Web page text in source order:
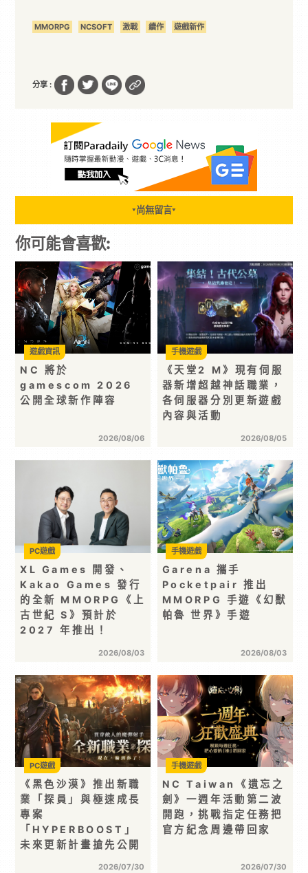
MMORPG NCSOFT 激戰 續作 遊戲新作
分享 :
▼ 尚無留言▼
你可能會喜歡:
NC 將於
gamescom 2026
公開全球新作陣容
2026/08/06
遊戲資訊
《天堂2 M》現有伺服
器新增超越神話職業，
各伺服器分別更新遊戲
內容與活動
2026/08/05
手機遊戲
XL Games 開發、
Kakao Games 發行
的全新 MMORPG《上
古世紀 S》預計於
2027 年推出！
2026/08/03
PC遊戲
Garena 攜手
Pocketpair 推出
MMORPG 手遊《幻獸
帕魯 世界》手遊
2026/08/03
手機遊戲
《黑色沙漠》推出新職
業「探員」與極速成長
專案
「HYPERBOOST」
未來更新計畫搶先公開
2026/07/30
PC遊戲
NC Taiwan《遺忘之
劍》一週年活動第二波
開跑，挑戰指定任務把
官方紀念周邊帶回家
2026/07/30
手機遊戲